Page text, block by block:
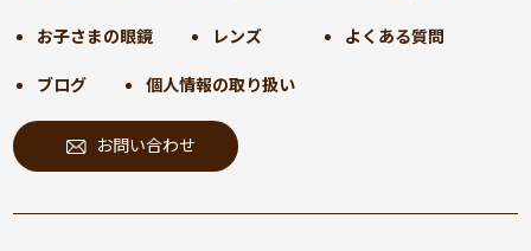
2024年7月(31)
2024年6月(30)
2024年5月
2024年4月 (32)
2024年2月(31)
お子さまの眼鏡 レンズ よくある質問
ブログ 個人情報の取り扱い
お問い合わせ